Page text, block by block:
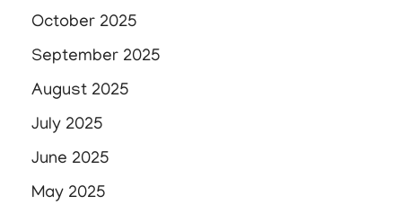
October 2025
September 2025
August 2025
July 2025
June 2025
May 2025